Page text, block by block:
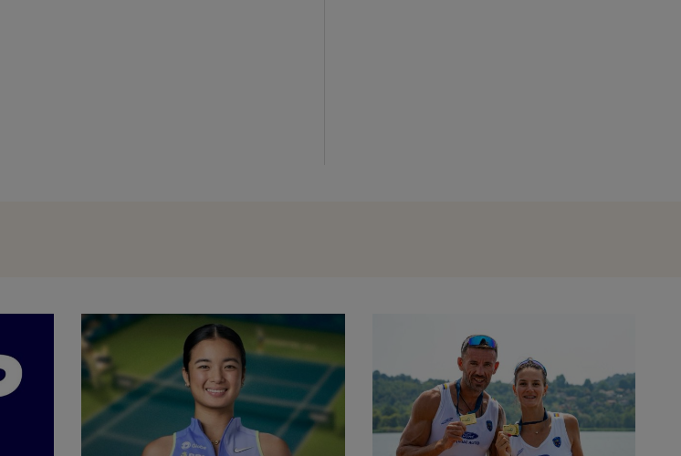
Trabzonspor a început negocierile pentru transferul lui Mohamed Salah